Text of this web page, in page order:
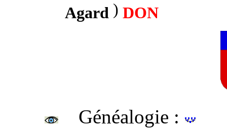
Agard ) DON
Généalogie :